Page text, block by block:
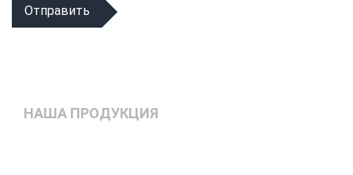
Отправить
НАША ПРОДУКЦИЯ